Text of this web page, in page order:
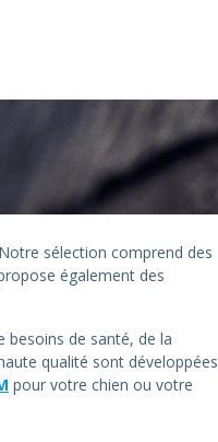
sélection comprend des
également des
besoins de santé, de la
qualité sont développées
pour votre chien ou votre